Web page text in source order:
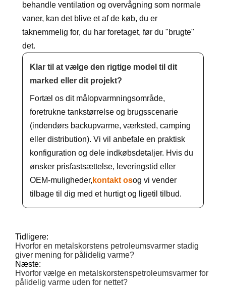
behandle ventilation og overvågning som normale
vaner, kan det blive et af de køb, du er
taknemmelig for, du har foretaget, før du "brugte"
det.
Klar til at vælge den rigtige model til dit
marked eller dit projekt?
Fortæl os dit målopvarmningsområde,
foretrukne tankstørrelse og brugsscenarie
(indendørs backupvarme, værksted, camping
eller distribution). Vi vil anbefale en praktisk
konfiguration og dele indkøbsdetaljer. Hvis du
ønsker prisfastsættelse, leveringstid eller
OEM-muligheder, kontakt osog vi vender
tilbage til dig med et hurtigt og ligetil tilbud.
Tidligere:
Hvorfor en metalskorstens petroleumsvarmer stadig
giver mening for pålidelig varme?
Næste:
Hvorfor vælge en metalskorstenspetroleumsvarmer for
pålidelig varme uden for nettet?